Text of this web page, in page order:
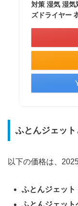
対策 湿気 湿気
ズドライヤー
ふとんジェッ
以下の価格は、
ふとんジェット
ふとんジェット